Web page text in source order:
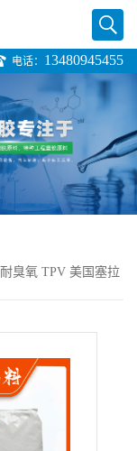
电话： 13480945455
耐臭氧 TPV 美国塞拉